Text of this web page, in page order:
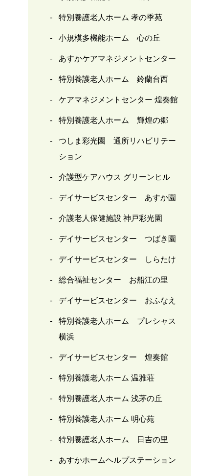
特別養護老人ホーム 孝の季苑
小規模多機能ホーム 心の丘
あすかケアマネジメントセンター
特別養護老人ホーム 鈴蘭台西
ケアマネジメントセンター 煌奏館
特別養護老人ホーム 輝煌の郷
つしま彩光園 通所リハビリテー
ション
介護型ケアハウス グリーンヒル
デイサービスセンター あすか園
介護老人保健施設 神戸彩光園
デイサービスセンター つばき園
デイサービスセンター しらたけ
総合福祉センター お船江の里
デイサービスセンター おふなえ
特別養護老人ホーム プレシャス
横浜
デイサービスセンター 煌奏館
特別養護老人ホーム 温雅荘
特別養護老人ホーム 浅茅の丘
特別養護老人ホーム 明心苑
特別養護老人ホーム 日吉の里
あすかホームヘルプステーション